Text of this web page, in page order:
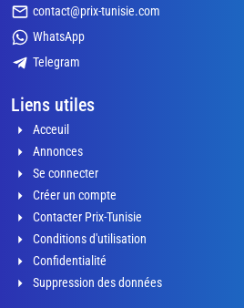
contact@prix-tunisie.com
WhatsApp
Telegram
Liens utiles
Acceuil
Annonces
Se connecter
Créer un compte
Contacter Prix-Tunisie
Conditions d'utilisation
Confidentialité
Suppression des données